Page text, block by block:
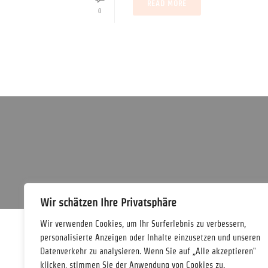
Wir schätzen Ihre Privatsphäre
Wir verwenden Cookies, um Ihr Surferlebnis zu verbessern,
personalisierte Anzeigen oder Inhalte einzusetzen und unseren
Datenverkehr zu analysieren. Wenn Sie auf „Alle akzeptieren"
klicken, stimmen Sie der Anwendung von Cookies zu.
0
READ MORE